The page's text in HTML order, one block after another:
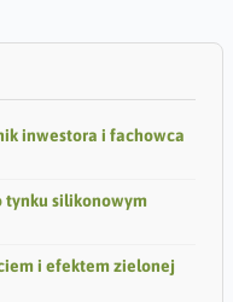
inwestora i fachowca
tynku silikonowym
i efektem zielonej